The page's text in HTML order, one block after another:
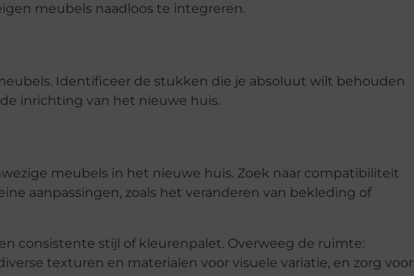
meubels naadloos te integreren.
Identificeer de stukken die je absoluut wilt behouden
inrichting van het nieuwe huis.
meubels in het nieuwe huis. Zoek naar compatibiliteit
aanpassingen, zoals het veranderen van bekleding of
consistente stijl of kleurenpalet. Overweeg de ruimte:
texturen en materialen voor visuele variatie, en zorg voor